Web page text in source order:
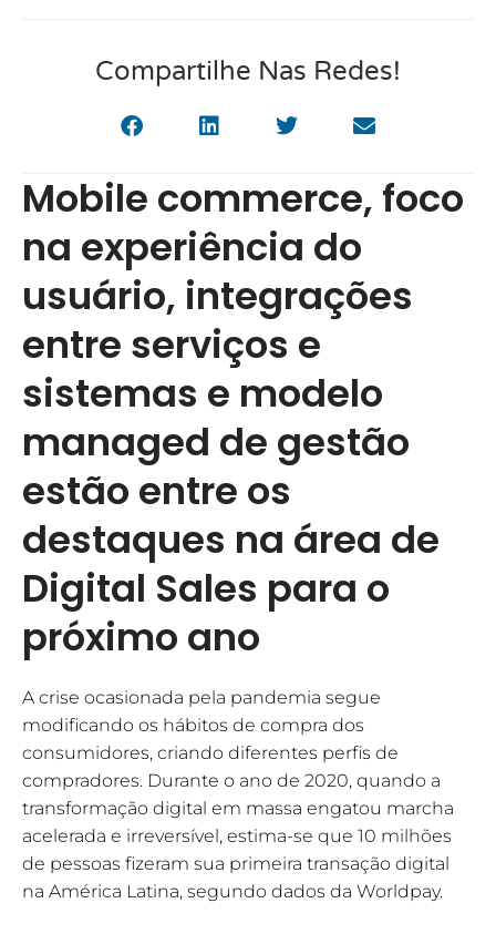
Compartilhe Nas Redes!
Mobile commerce, foco
na experiência do
usuário, integrações
entre serviços e
sistemas e modelo
managed de gestão
estão entre os
destaques na área de
Digital Sales para o
próximo ano
A crise ocasionada pela pandemia segue
modificando os hábitos de compra dos
consumidores, criando diferentes perfis de
compradores. Durante o ano de 2020, quando a
transformação digital em massa engatou marcha
acelerada e irreversível, estima-se que 10 milhões
de pessoas fizeram sua primeira transação digital
na América Latina, segundo dados da Worldpay.